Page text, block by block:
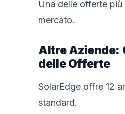
Una delle offerte più
mercato.
Altre Aziende:
delle Offerte
SolarEdge offre 12
standard.